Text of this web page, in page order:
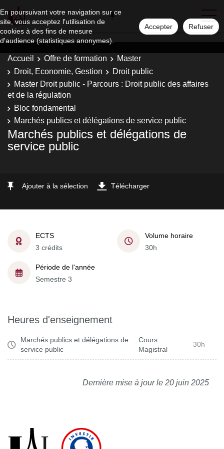
En poursuivant votre navigation sur ce
site, vous acceptez l'utilisation de
cookies à des fins de mesure
d'audience (statistiques anonymes).
Accepter Refuser
Accueil Offre de formation
Master
Droit, Economie, Gestion
Droit public
Master Droit public - Parcours : Droit public des affaires
et de la régulation
Bloc fondamental
Marchés publics et délégations de service public
Marchés publics et délégations de
service public
Ajouter à la sélection Télécharger
ECTS
3 crédits
Volume horaire
30h
Période de l'année
Semestre 3
Heures d'enseignement
Marchés publics et délégations de
service public
Cours
Magistral
30h
Dernière mise à jour le 20 juin 2025